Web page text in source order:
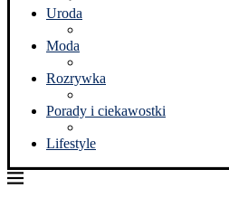
Uroda
Moda
Rozrywka
Porady i ciekawostki
Lifestyle